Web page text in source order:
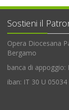
Sostieni il
Opera Diocesana
Bergamo
banca di appoggio:
iban: IT 30 U